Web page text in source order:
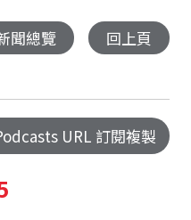
聞總覽 回上頁
URL 訂閱複製